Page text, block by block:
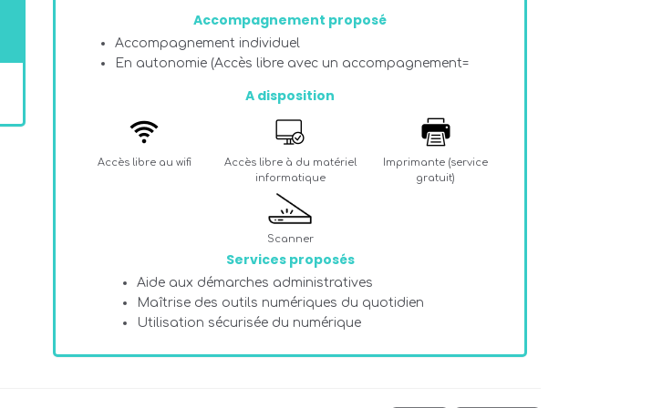
Accompagnement proposé
Accompagnement individuel
En autonomie (Accès libre avec un accompagnement=
A disposition
Accès libre au wifi
Accès libre à du matériel
informatique
Imprimante (service
gratuit)
Scanner
Services proposés
Aide aux démarches administratives
Maîtrise des outils numériques du quotidien
Utilisation sécurisée du numérique